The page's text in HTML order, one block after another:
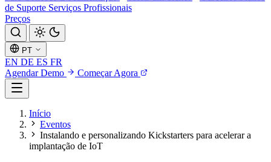
de Suporte Serviços Profissionais
Preços
PT
EN DE ES FR
Agendar Demo
Começar Agora
Início
Eventos
Instalando e personalizando Kickstarters para acelerar a
implantação de IoT